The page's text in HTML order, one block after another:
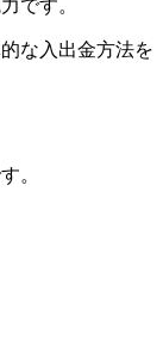
です。
な入出金方法を
。